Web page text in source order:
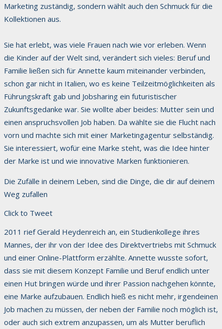
Marketing zuständig, sondern wählt auch den Schmuck für die
Kollektionen aus.
Sie hat erlebt, was viele Frauen nach wie vor erleben. Wenn
die Kinder auf der Welt sind, verändert sich vieles: Beruf und
Familie ließen sich für Annette kaum miteinander verbinden,
schon gar nicht in Italien, wo es keine Teilzeitmöglichkeiten als
Führungskraft gab und Jobsharing ein futuristischer
Zukunftsgedanke war. Sie wollte aber beides: Mutter sein und
einen anspruchsvollen Job haben. Da wählte sie die Flucht nach
vorn und machte sich mit einer Marketingagentur selbständig.
Sie interessiert, wofür eine Marke steht, was die Idee hinter
der Marke ist und wie innovative Marken funktionieren.
​Die Zufälle in deinem Leben, sind die Dinge, die dir auf deinem
Weg zufallen
Click to Tweet
​2011 rief Gerald Heydenreich an, ein Studienkollege ihres
Mannes, der ihr von der Idee des Direktvertriebs mit Schmuck
und einer Online-Plattform erzählte. Annette wusste sofort,
dass sie mit diesem Konzept Familie und Beruf endlich unter
einen Hut bringen würde und ihrer Passion nachgehen könnte,
eine Marke aufzubauen. Endlich hieß es nicht mehr, irgendeinen
Job machen zu müssen, der neben der Familie noch möglich ist,
oder auch sich extrem anzupassen, um als Mutter beruflich